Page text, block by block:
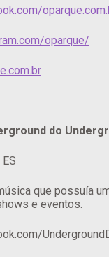
oparque/
do
que possuía
e eventos.